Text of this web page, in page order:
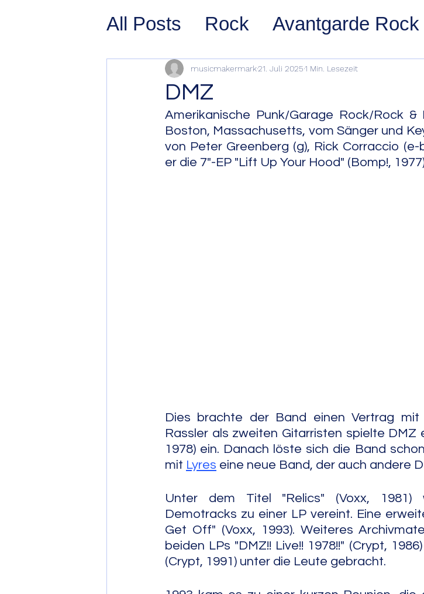
All Posts Rock Avantgarde Rock
Prog Rock Post Rock Noise
Psychedelic/Space Rock
Hard Rock Garage Rock
DMZ
musicmakermark21. Juli 20251 Min. Lesezeit
Amerikanische Punk/Garage Rock/Rock
Boston, Massachusetts, vom Sänger und
von Peter Greenberg (g), Rick Corraccio (e-
er die 7"-EP "Lift Up Your Hood" (Bomp!,
Dies brachte der Band einen Vertrag
Rassler als zweiten Gitarristen spielte DMZ
1978) ein. Danach löste sich die Band
mit Lyres eine neue Band, der auch andere
Unter dem Titel "Relics" (Voxx, 1981)
Demotracks zu einer LP vereint. Eine
Get Off" (Voxx, 1993). Weiteres
beiden LPs "DMZ!! Live!! 1978!!" (Crypt,
(Crypt, 1991) unter die Leute gebracht.